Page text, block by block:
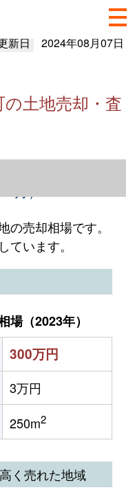
新日 2024年08月07日
土地売却・査
の売却相場です。
います。
場（2023年）
300万円
3万円
250m2
く売れた地域